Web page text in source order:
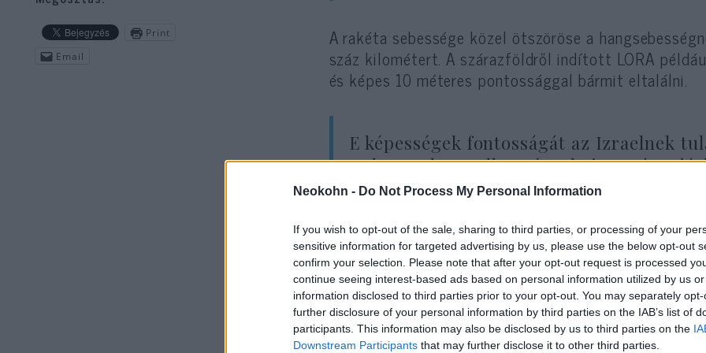
Neokohn - Do Not Process My Personal Information
If you wish to opt-out of the sale, sharing to third parties, or processing of your
sensitive information for targeted advertising by us, please use the below opt-out
confirm your selection. Please note that after your opt-out request is processed
continue seeing interest-based ads based on personal information utilized by us
information disclosed to third parties prior to your opt-out. You may separately
further disclosure of your personal information by third parties on the IAB’s list of
participants. This information may also be disclosed by us to third parties on the
Downstream Participants that may further disclose it to other third parties.
A rakéta sebessége közel ötszöröse a
száz kilométert. A szárazföldről indított LORA
és képes 10 méteres pontossággal bármit eltalálni.
E képességek fontosságát az Izraelnek
radarrendszer ellen végrehajtott
Az IAI állítása szerint az új rakéta az indítástól
szuperszonikus sebességgel eltalálni a célpontot. A
repülés közben képes célpontot váltani.
Print
Email